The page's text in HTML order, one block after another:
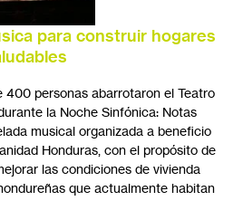
para construir hogares
400 personas abarrotaron el Teatro
la Noche Sinfónica: Notas
musical organizada a beneficio
Honduras, con el propósito de
las condiciones de vivienda
que actualmente habitan